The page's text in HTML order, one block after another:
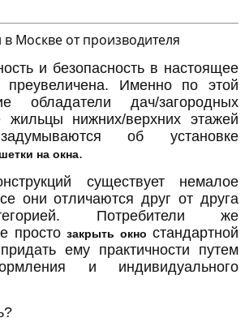
Москве от производителя
и безопасность в настоящее
Именно по этой
обладатели дач/загородных
нижних/верхних этажей
об установке
на окна.
существует немалое
они отличаются друг от друга
Потребители же
простозакрыть окностандартной
ему практичности путем
и индивидуального